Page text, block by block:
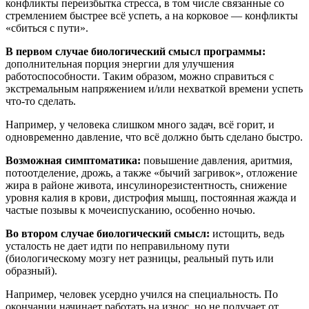
конфликты переизбытка стресса, в том числе связанные со
стремлением быстрее всё успеть, а на корковое — конфликты
«сбиться с пути».
В первом случае биологический смысл программы:
дополнительная порция энергии для улучшения
работоспособности. Таким образом, можно справиться с
экстремальным напряжением и/или нехваткой времени успеть
что-то сделать.
Например, у человека слишком много задач, всё горит, и
одновременно давление, что всё должно быть сделано быстро.
Возможная симптоматика: повышение давления, аритмия,
потоотделение, дрожь, а также «бычий загривок», отложение
жира в районе живота, инсулинорезистентность, снижение
уровня калия в крови, дистрофия мышц, постоянная жажда и
частые позывы к мочеиспусканию, особенно ночью.
Во втором случае биологический смысл: истощить, ведь
усталость не дает идти по неправильному пути
(биологическому мозгу нет разницы, реальный путь или
образный).
Например, человек усердно учился на специальность. По